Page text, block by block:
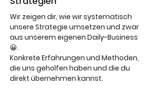
Wir zeigen dir, wie wir systematisch
unsere Strategie umsetzen und zwar
aus unserem eigenen Daily-Business
😀.
Konkrete Erfahrungen und Methoden,
die uns geholfen haben und die du
direkt übernehmen kannst.